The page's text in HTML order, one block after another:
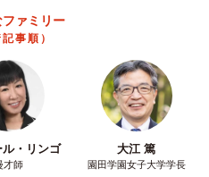
ファミリー
記事順）
ル・リンゴ
才師
大江 篤
園田学園女子大学学長